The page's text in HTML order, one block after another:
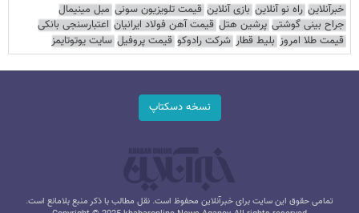
خبرآنلاین راه نو آنلاین بازی آنلاین قیمت تلویزیون سونی مبل مینیمال
جراح بینی گوشتی پرشین هتل قیمت آهن فولاد ایرانیان اعتبارسنجی بانکی
قیمت طلا امروز بلیط قطار شرکت رادوکو قیمت پروفیل سایت یوتوتایمز
نسخه دسکتاپ
تمامی حقوق این سایت برای خبرآنلاین محفوظ است. نقل مطالب با ذکر منبع بلامانع است.